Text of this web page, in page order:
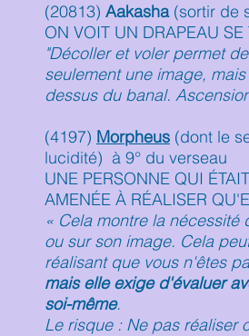
(20813) Aakasha(sortir de
ON VOIT UN DRAPEAU
"Décoller et voler permet
seulement une image,
dessus du banal.
(4197) Morpheus (dont le
lucidité) à 9° du verseau
UNE PERSONNE QUI
AMENÉE À RÉALISER
« Cela montre la
ou sur son image. Cela
réalisant que vous n'êtes
mais elle exige d'évaluer
soi-même.
Le risque : Ne pas réaliser